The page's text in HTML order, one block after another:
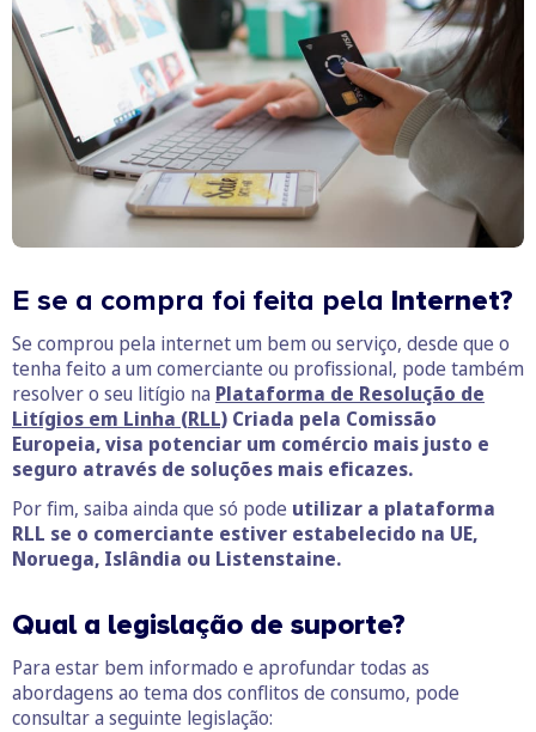
E se a compra foi feita pela Internet?
Se comprou pela internet um bem ou serviço, desde que o
tenha feito a um comerciante ou profissional, pode também
resolver o seu litígio na Plataforma de Resolução de
Litígios em Linha (RLL) Criada pela Comissão
Europeia, visa potenciar um comércio mais justo e
seguro através de soluções mais eficazes.
Por fim, saiba ainda que só pode utilizar a plataforma
RLL se o comerciante estiver estabelecido na UE,
Noruega, Islândia ou Listenstaine.
Qual a legislação de suporte?
Para estar bem informado e aprofundar todas as
abordagens ao tema dos conflitos de consumo, pode
consultar a seguinte legislação: